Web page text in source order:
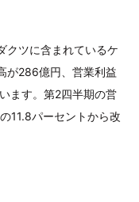
クツに含まれているケ
が286億円、営業利益
ます。第2四半期の営
11.8パーセントから改